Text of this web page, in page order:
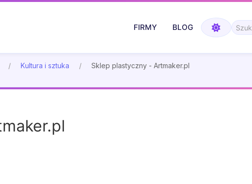
FIRMY BLOG
Kultura i sztuka Sklep plastyczny - Artmaker.pl